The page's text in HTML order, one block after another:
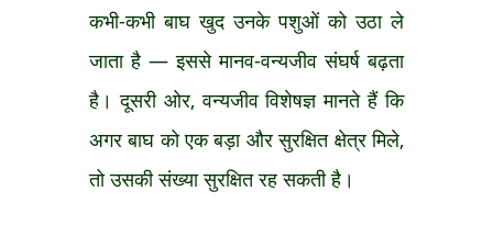
कभी-कभी बाघ खुद उनके पशुओं को उठा ले
जाता है — इससे मानव-वन्यजीव संघर्ष बढ़ता
है। दूसरी ओर, वन्यजीव विशेषज्ञ मानते हैं कि
अगर बाघ को एक बड़ा और सुरक्षित क्षेत्र मिले,
तो उसकी संख्या सुरक्षित रह सकती है।